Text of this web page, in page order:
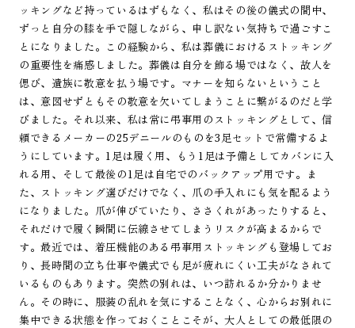
ッキングなど持っているはずもなく、私はその後の儀式の間中、
ずっと自分の膝を手で隠しながら、申し訳ない気持ちで過ごすこ
とになりました。この経験から、私は葬儀におけるストッキング
の重要性を痛感しました。葬儀は自分を飾る場ではなく、故人を
偲び、遺族に敬意を払う場です。マナーを知らないということ
は、意図せずともその敬意を欠いてしまうことに繋がるのだと学
びました。それ以来、私は常に弔事用のストッキングとして、信
頼できるメーカーの25デニールのものを3足セットで常備するよ
うにしています。1足は履く用、もう1足は予備としてカバンに入
れる用、そして最後の1足は自宅でのバックアップ用です。ま
た、ストッキング選びだけでなく、爪の手入れにも気を配るよう
になりました。爪が伸びていたり、ささくれがあったりすると、
それだけで履く瞬間に伝線させてしまうリスクが高まるからで
す。最近では、着圧機能のある弔事用ストッキングも登場してお
り、長時間の立ち仕事や儀式でも足が疲れにくい工夫がなされて
いるものもあります。突然の別れは、いつ訪れるか分かりませ
ん。その時に、服装の乱れを気にすることなく、心からお別れに
集中できる状態を作っておくことこそが、大人としての最低限の